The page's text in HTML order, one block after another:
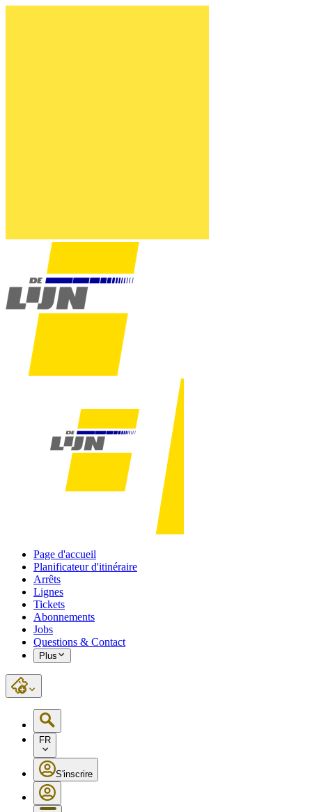
Page d'accueil
Planificateur d'itinéraire
Arrêts
Lignes
Tickets
Abonnements
Jobs
Questions & Contact
Plus
FR
S'inscrire